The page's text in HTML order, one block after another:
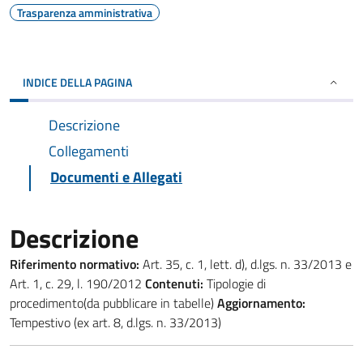
Trasparenza amministrativa
INDICE DELLA PAGINA
Descrizione
Collegamenti
Documenti e Allegati
Descrizione
Riferimento normativo: Art. 35, c. 1, lett. d), d.lgs. n. 33/2013 e
Art. 1, c. 29, l. 190/2012 Contenuti: Tipologie di
procedimento(da pubblicare in tabelle)Aggiornamento:
Tempestivo (ex art. 8, d.lgs. n. 33/2013)